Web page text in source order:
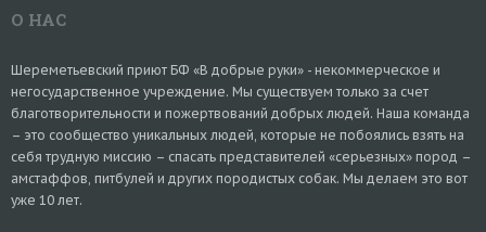
О НАС
Шереметьевский приют БФ «В добрые руки» - некоммерческое и
негосударственное учреждение. Мы существуем только за счет
благотворительности и пожертвований добрых людей. Наша команда
– это сообщество уникальных людей, которые не побоялись взять на
себя трудную миссию – спасать представителей «серьезных» пород –
амстаффов, питбулей и других породистых собак. Мы делаем это вот
уже 10 лет.